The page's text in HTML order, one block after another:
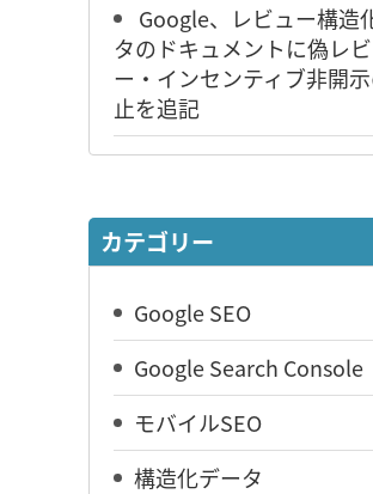
Google、レビュー構造
タのドキュメントに偽レ
ー・インセンティブ非開
止を追記
カテゴリー
Google SEO
Google Search Console
モバイルSEO
構造化データ